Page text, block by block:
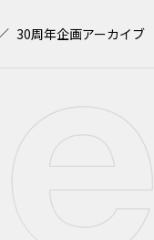
30周年企画アーカイブ